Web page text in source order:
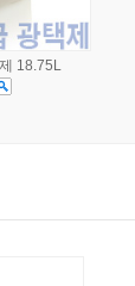
18.75L